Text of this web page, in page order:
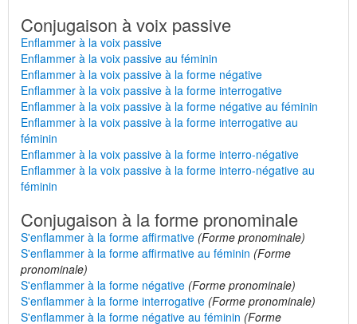
Conjugaison à voix passive
Enflammer à la voix passive
Enflammer à la voix passive au féminin
Enflammer à la voix passive à la forme négative
Enflammer à la voix passive à la forme interrogative
Enflammer à la voix passive à la forme négative au féminin
Enflammer à la voix passive à la forme interrogative au
féminin
Enflammer à la voix passive à la forme interro-négative
Enflammer à la voix passive à la forme interro-négative au
féminin
Conjugaison à la forme pronominale
S'enflammer à la forme affirmative (Forme pronominale)
S'enflammer à la forme affirmative au féminin (Forme
pronominale)
S'enflammer à la forme négative (Forme pronominale)
S'enflammer à la forme interrogative (Forme pronominale)
S'enflammer à la forme négative au féminin (Forme